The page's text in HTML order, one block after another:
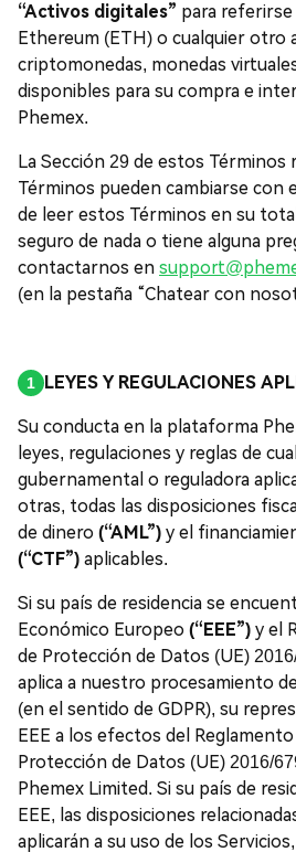
“Activos digitales” para referirse
Ethereum (ETH) o cualquier otro
criptomonedas, monedas
disponibles para su compra e
Phemex.
La Sección 29 de estos Términos
Términos pueden cambiarse con
de leer estos Términos en su
seguro de nada o tiene alguna
contactarnos en
(en la pestaña “Chatear con
LEYES Y REGULACIONES
Su conducta en la plataforma
leyes, regulaciones y reglas de
gubernamental o reguladora
otras, todas las disposiciones
de dinero (“AML”) y el
(“CTF”) aplicables.
Si su país de residencia se
Económico Europeo (“EEE”) y el
de Protección de Datos (UE)
aplica a nuestro procesamiento
(en el sentido de GDPR), su
EEE a los efectos del
Protección de Datos (UE) 2016/
Phemex Limited. Si su país de
EEE, las disposiciones
aplicarán a su uso de los